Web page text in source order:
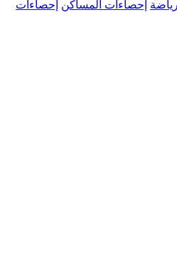
إحصاءات المساكن إحصاءات